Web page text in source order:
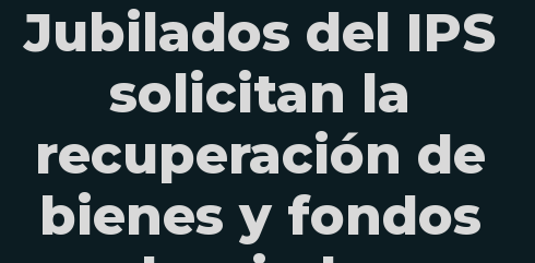
Jubilados del IPS
solicitan la
recuperación de
bienes y fondos